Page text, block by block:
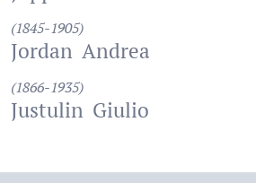
(1845-1905)
Jordan Andrea
(1866-1935)
Justulin Giulio